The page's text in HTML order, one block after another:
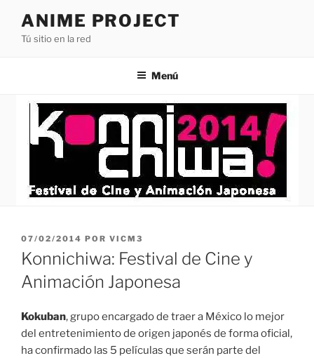
contenido
ANIME PROJECT
Tú sitio en la red
Menú
PUBLICADO
EL
07/02/2014 POR VICM3
Konnichiwa: Festival de Cine y
Animación Japonesa
Kokuban, grupo encargado de traer a México lo mejor
del entretenimiento de origen japonés de forma oficial,
ha confirmado las 5 películas que serán parte del